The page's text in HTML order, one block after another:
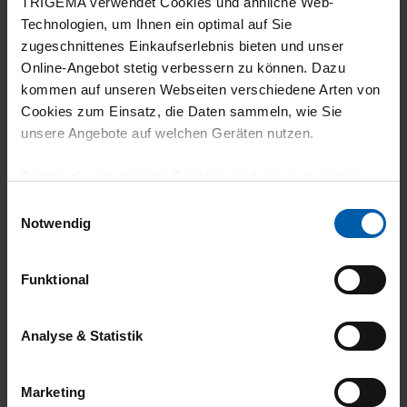
Technologien, um Ihnen ein optimal auf Sie
zugeschnittenes Einkaufserlebnis bieten und unser
Online-Angebot stetig verbessern zu können. Dazu
kommen auf unseren Webseiten verschiedene Arten von
Cookies zum Einsatz, die Daten sammeln, wie Sie
unsere Angebote auf welchen Geräten nutzen.
grundlegende Funktionen wie etwa zur Auswahl und
gewährleisten.
Für die Darstellung personalisierter Angebote, Anzeigen
und Inhalte aufgrund Ihres Nutzerverhaltens und Ihres
Zwecke zur Analyse und Optimierung unserer
Notwendig
Funktional
Analyse & Statistik
Marketing
5
Sehr gute Qualität und perfekter Sitz am
Bündchen und den Beinabschlüssen
Beingummi etwas eng, deshalb nur 4 Sterne
30.06.2026